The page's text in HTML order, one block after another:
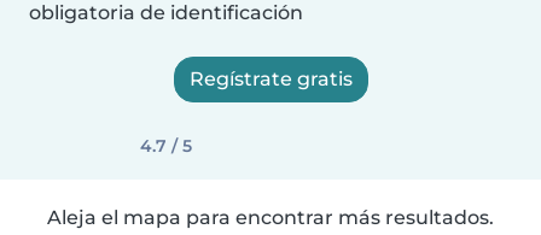
obligatoria de identificación
Regístrate gratis
4.7 / 5
Aleja el mapa para encontrar más resultados.